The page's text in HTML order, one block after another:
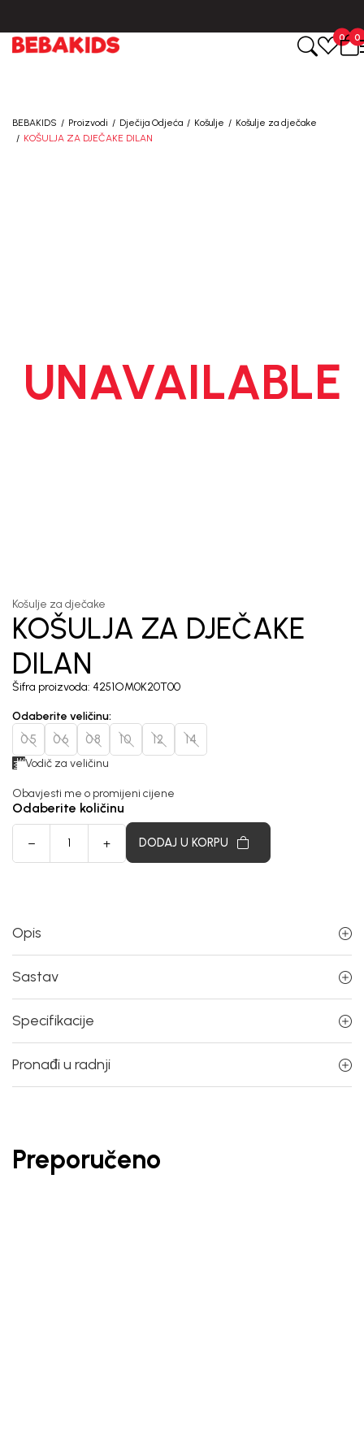
0 0
BEBAKIDS Proizvodi Dječija Odjeća Košulje
Košulje za dječake
KOŠULJA ZA DJEČAKE DILAN
UNAVAILABLE
Košulje za dječake
KOŠULJA ZA DJEČAKE
DILAN
Šifra proizvoda: 4251OM0K20T00
Odaberite veličinu:
05 06 08 10 12 14
Vodič za veličinu
Obavjesti me o promijeni cijene
Odaberite količinu
DODAJ U KORPU
Opis
Sastav
Specifikacije
Pronađi u radnji
Preporučeno